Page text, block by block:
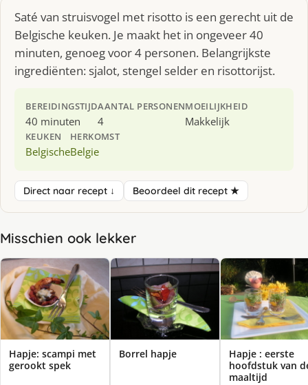
Saté van struisvogel met risotto is een gerecht uit de
Belgische keuken. Je maakt het in ongeveer 40
minuten, genoeg voor 4 personen. Belangrijkste
ingrediënten: sjalot, stengel selder en risottorijst.
BEREIDINGSTIJD
40 minuten
AANTAL PERSONEN
4
MOEILIJKHEID
Makkelijk
KEUKEN
Belgische
HERKOMST
Belgie
Direct naar recept ↓ Beoordeel dit recept ★
Misschien ook lekker
Hapje: scampi met
gerookt spek
Borrel hapje
Hapje : eerste
hoofdstuk van
maaltijd